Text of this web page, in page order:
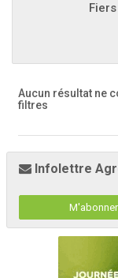
Aucun résultat ne
filtres
Infolettre